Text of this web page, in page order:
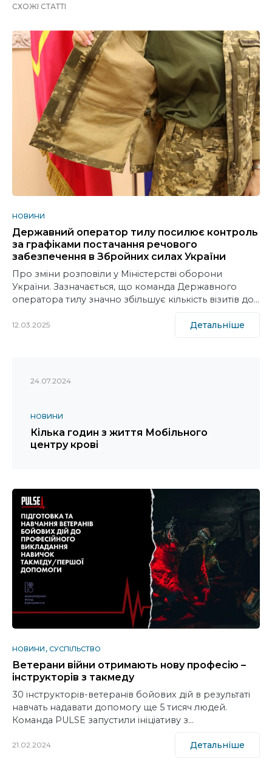
СХОЖІ СТАТТІ
НОВИНИ
Державний оператор тилу посилює контроль
за графіками постачання речового
забезпечення в Збройних силах України
Про зміни розповіли у Міністерстві оборони
України. Зазначається, що команда Державного
оператора тилу значно збільшує кількість візитів до…
12.03.2025 Детальніше
24.07.2024
НОВИНИ
Кілька годин з життя Мобільного
центру крові
НОВИНИ СУСПІЛЬСТВО
Ветерани війни отримають нову професію –
інструкторів з такмеду
30 інструкторів-ветеранів бойових дій в результаті
навчать надавати допомогу ще 5 тисяч людей.
Команда PULSE запустили ініціативу з…
21.02.2024 Детальніше